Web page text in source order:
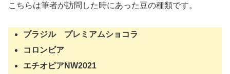
こちらは筆者が訪問した時にあった豆の種類です。
ブラジル プレミアムショコラ
コロンビア
エチオピアNW2021